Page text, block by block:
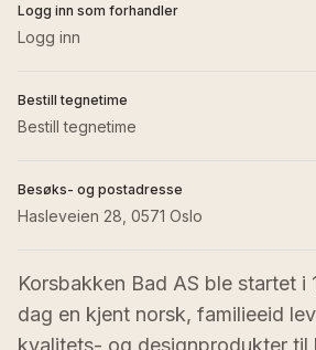
Logg inn som forhandler
Logg inn
Bestill tegnetime
Bestill tegnetime
Besøks- og postadresse
Hasleveien 28, 0571 Oslo
Korsbakken Bad AS ble startet i
dag en kjent norsk, familieeid
kvalitets- og designprodukter til